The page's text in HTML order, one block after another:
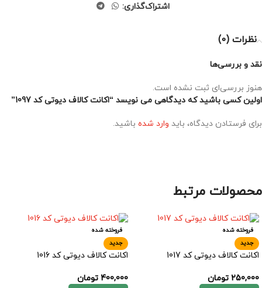
اشتراک‌گذاری:
نظرات (0)
نقد و بررسی‌ها
هنوز بررسی‌ای ثبت نشده است.
اولین کسی باشید که دیدگاهی می نویسد “اکانت کالاف دیوتی کد 1097”
برای فرستادن دیدگاه، باید وارد شده باشید.
محصولات مرتبط
فروخته شده
جدید
اکانت کالاف دیوتی کد 1017
250,000 تومان
فروخته شده
جدید
اکانت کالاف دیوتی کد 1016
400,000 تومان